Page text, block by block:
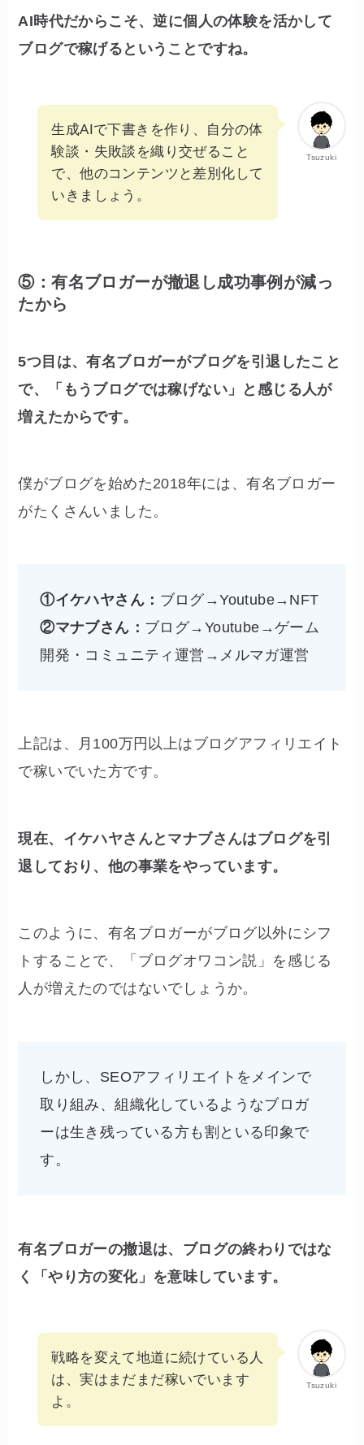
AI時代だからこそ、逆に個人の体験を活かして
ブログで稼げるということですね。
Tsuzuki
生成AIで下書きを作り、自分の体
験談・失敗談を織り交ぜること
で、他のコンテンツと差別化して
いきましょう。
⑤：有名ブロガーが撤退し成功事例が減っ
たから
5つ目は、有名ブロガーがブログを引退したこと
で、「もうブログでは稼げない」と感じる人が
増えたからです。
僕がブログを始めた2018年には、有名ブロガー
がたくさんいました。
①イケハヤさん： ブログ→Youtube→NFT
②マナブさん： ブログ→Youtube→ゲーム
開発・コミュニティ運営→メルマガ運営
上記は、月100万円以上はブログアフィリエイト
で稼いでいた方です。
現在、イケハヤさんとマナブさんはブログを引
退しており、他の事業をやっています。
このように、有名ブロガーがブログ以外にシフ
トすることで、「ブログオワコン説」を感じる
人が増えたのではないでしょうか。
しかし、SEOアフィリエイトをメインで
取り組み、組織化しているようなブロガ
ーは生き残っている方も割といる印象で
す。
有名ブロガーの撤退は、ブログの終わりではな
く「やり方の変化」を意味しています。
Tsuzuki
戦略を変えて地道に続けている人
は、実はまだまだ稼いでいます
よ。